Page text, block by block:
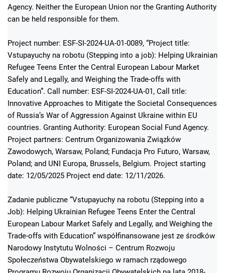
Agency. Neither the European Union nor the Granting Authority
can be held responsible for them.
Project number: ESF-SI-2024-UA-01-0089, “Project title:
Vstupayuchy na robotu (Stepping into a job): Helping Ukrainian
Refugee Teens Enter the Central European Labour Market
Safely and Legally, and Weighing the Trade-offs with
Education”. Call number: ESF-SI-2024-UA-01, Call title:
Innovative Approaches to Mitigate the Societal Consequences
of Russia’s War of Aggression Against Ukraine within EU
countries. Granting Authority: European Social Fund Agency.
Project partners: Centrum Organizowania Związków
Zawodowych, Warsaw, Poland; Fundacja Pro Futuro, Warsaw,
Poland; and UNI Europa, Brussels, Belgium. Project starting
date: 12/05/2025 Project end date: 12/11/2026.
Zadanie publiczne “Vstupayuchy na robotu (Stepping into a
Job): Helping Ukrainian Refugee Teens Enter the Central
European Labour Market Safely and Legally, and Weighing the
Trade-offs with Education” współfinansowane jest ze środków
Narodowy Instytutu Wolności – Centrum Rozwoju
Społeczeństwa Obywatelskiego w ramach rządowego